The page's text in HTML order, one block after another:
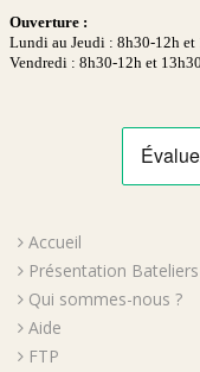
Ouverture :
Lundi au Jeudi : 8h30-12h et
Vendredi : 8h30-12h et
Accueil
Présentation Bateliers
Qui sommes-nous ?
Aide
FTP